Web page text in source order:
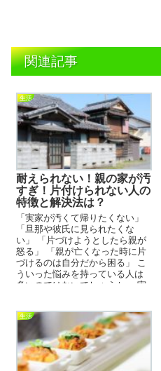
関連記事
生活
耐えられない！親の家が汚
すぎ！片付けられない人の
特徴と解決法は？
「実家が汚くて帰りたくない」
「旦那や彼氏に見られたくな
い」 「片づけようとしたら親が
怒る」 「親が亡くなった時に片
づけるのは自分だから困る」 こ
ういった悩みを持っている人は
多いのではないでしょうか。 実
生活